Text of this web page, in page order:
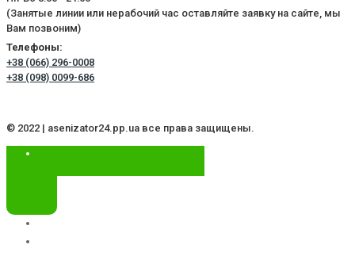
(Занятые линии или нерабочий час оставляйте заявку на сайте, мы
Вам позвоним)
Телефоны:
+38 (066) 296-0008
+38 (098) 0099-686
© 2022 | asenizator24.pp.ua все права защищены.